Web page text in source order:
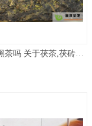
天茯茶是黑茶吗 关于茯茶,茯砖茶,黑茶,普洱茶的一些问题